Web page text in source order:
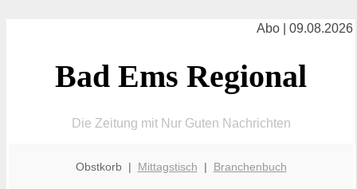
Abo | 09.08.2026
Bad Ems Regional
Die Zeitung mit Nur Guten Nachrichten
Obstkorb | Mittagstisch | Branchenbuch